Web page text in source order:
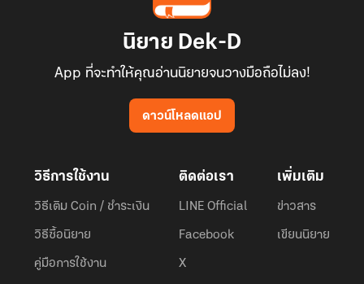
นิยาย Dek-D
App ที่จะทำให้คุณอ่านนิยายจนวางมือถือไม่ลง!
ดาวน์โหลดแอป
วิธีการใช้งาน
วิธีเติม Coin / ชำระเงิน
วิธีซื้อนิยาย
คู่มือการใช้งาน
ติดต่อเรา
LINE Official
Facebook
X
เพิ่มเติม
ข่าวสาร
เขียนนิยาย